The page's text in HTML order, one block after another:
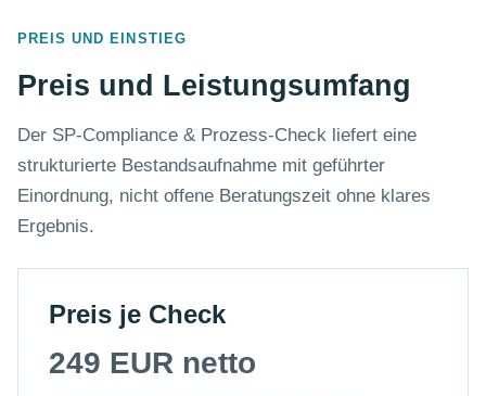
PREIS UND EINSTIEG
Preis und Leistungsumfang
Der SP-Compliance & Prozess-Check liefert eine
strukturierte Bestandsaufnahme mit geführter
Einordnung, nicht offene Beratungszeit ohne klares
Ergebnis.
Preis je Check
249 EUR netto